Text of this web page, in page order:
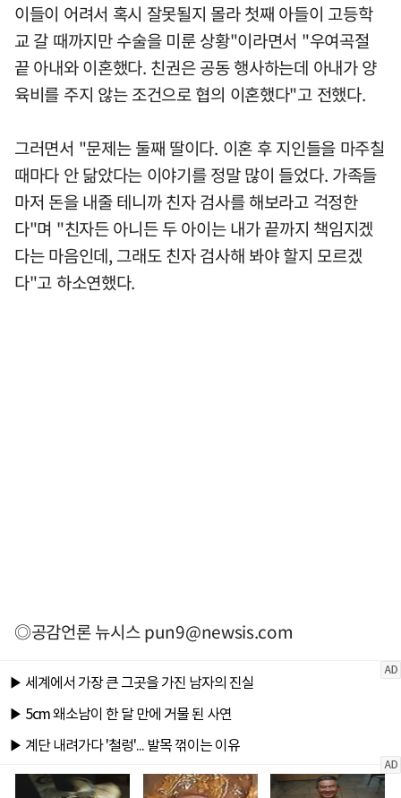
이들이 어려서 혹시 잘못될지 몰라 첫째 아들이 고등학
교 갈 때까지만 수술을 미룬 상황"이라면서 "우여곡절
끝 아내와 이혼했다. 친권은 공동 행사하는데 아내가 양
육비를 주지 않는 조건으로 협의 이혼했다"고 전했다.
그러면서 "문제는 둘째 딸이다. 이혼 후 지인들을 마주칠
때마다 안 닮았다는 이야기를 정말 많이 들었다. 가족들
마저 돈을 내줄 테니까 친자 검사를 해보라고 걱정한
다"며 "친자든 아니든 두 아이는 내가 끝까지 책임지겠
다는 마음인데, 그래도 친자 검사해 봐야 할지 모르겠
다"고 하소연했다.
◎공감언론 뉴시스pun9@newsis.com